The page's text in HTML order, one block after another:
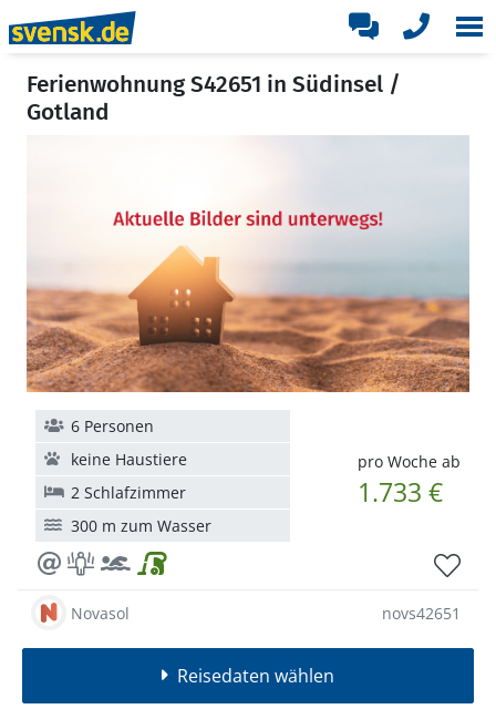
Ferienwohnung S42651 in Südinsel /
Gotland
pro Woche ab
1.733 €
6 Personen
keine Haustiere
2 Schlafzimmer
300 m zum Wasser
Novasol novs42651
Reisedaten wählen